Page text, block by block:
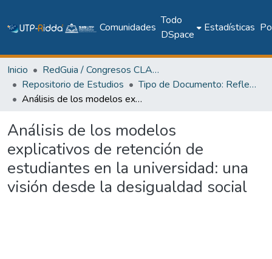
Comunidades
Todo
DSpace
Estadísticas
Inicio
RedGuia / Congresos CLABES
Repositorio de Estudios
Tipo de Documento: Reflexión Teórica
Análisis de los modelos explicativos de retención de estudiantes en la universidad: una visión desde la desigualdad social
Análisis de los modelos
explicativos de retención de
estudiantes en la universidad: una
visión desde la desigualdad social